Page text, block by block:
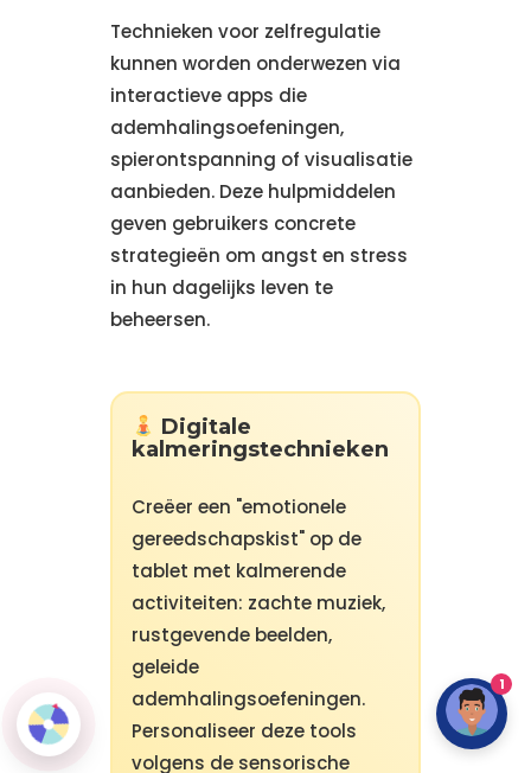
Technieken voor zelfregulatie
kunnen worden onderwezen via
interactieve apps die
ademhalingsoefeningen,
spierontspanning of visualisatie
aanbieden. Deze hulpmiddelen
geven gebruikers concrete
strategieën om angst en stress
in hun dagelijks leven te
beheersen.
Digitale
kalmeringstechnieken
Creëer een "emotionele
gereedschapskist" op de
tablet met kalmerende
activiteiten: zachte muziek,
rustgevende beelden,
geleide
ademhalingsoefeningen.
Personaliseer deze tools
volgens de sensorische
1